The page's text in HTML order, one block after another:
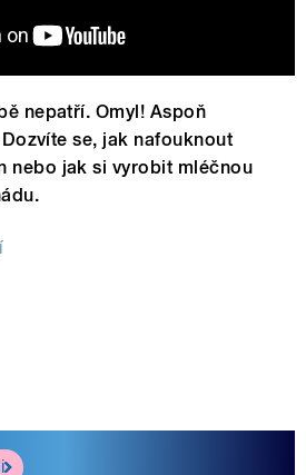
nepatří. Omyl! Aspoň
se, jak nafouknout
nebo jak si vyrobit mléčnou